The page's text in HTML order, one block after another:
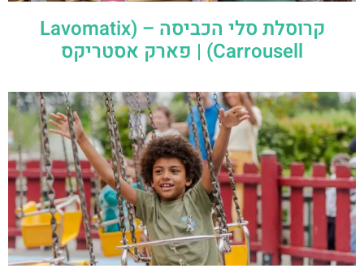
קרוסלת סלי הכביסה – (Lavomatix
Carrousell) | פארק אסטריקס